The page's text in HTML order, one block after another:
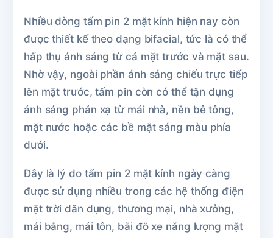
Nhiều dòng tấm pin 2 mặt kính hiện nay còn
được thiết kế theo dạng bifacial, tức là có thể
hấp thụ ánh sáng từ cả mặt trước và mặt sau.
Nhờ vậy, ngoài phần ánh sáng chiếu trực tiếp
lên mặt trước, tấm pin còn có thể tận dụng
ánh sáng phản xạ từ mái nhà, nền bê tông,
mặt nước hoặc các bề mặt sáng màu phía
dưới.
Đây là lý do tấm pin 2 mặt kính ngày càng
được sử dụng nhiều trong các hệ thống điện
mặt trời dân dụng, thương mại, nhà xưởng,
mái bằng, mái tôn, bãi đỗ xe năng lượng mặt